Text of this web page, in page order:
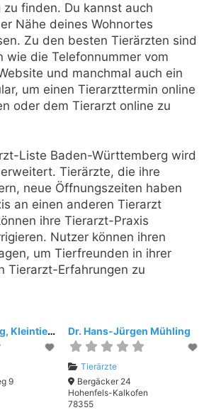
finden. Du kannst auch
Nähe deines Wohnortes
Zu den besten Tierärzten sind
wie die Telefonnummer vom
und manchmal auch ein
um einen Tierarzttermin online
oder dem Tierarzt online zu
Liste Baden-Württemberg wird
Tierärzte, die ihre
neue Öffnungszeiten haben
an einen anderen Tierarzt
ihre Tierarzt-Praxis
Nutzer können ihren
um Tierfreunden in ihrer
Tierarzt-Erfahrungen zu
Dr. Martina Haug, Kleintierpraxis
9
Dr. Hans-Jürgen Mühling
Tierärzte
Bergäcker 24
Hohenfels-Kalkofen
78355